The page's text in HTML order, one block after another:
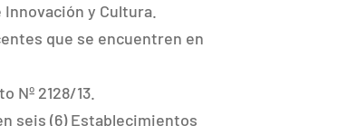
y Cultura.
que se encuentren en
Nº 2128/13.
seis (6) Establecimientos